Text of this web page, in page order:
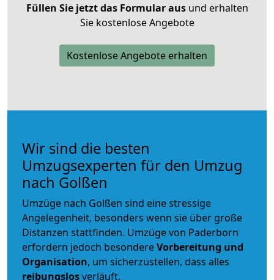
Füllen Sie jetzt das Formular ausund erhalten
Sie kostenlose Angebote
Kostenlose Angebote erhalten
Wir sind die besten
Umzugsexperten für den Umzug
nach Golßen
Umzüge nach Golßen sind eine stressige
Angelegenheit, besonders wenn sie über große
Distanzen stattfinden. Umzüge von Paderborn
erfordern jedoch besondereVorbereitung und
Organisation, um sicherzustellen, dass alles
reibungslosverläuft.